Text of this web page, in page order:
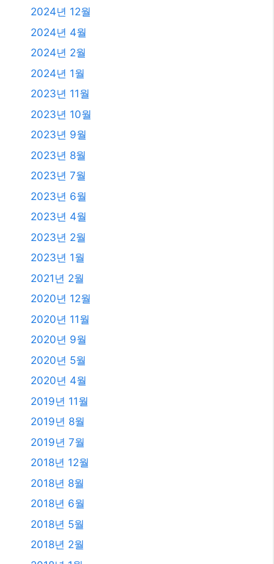
2024년 12월
2024년 4월
2024년 2월
2024년 1월
2023년 11월
2023년 10월
2023년 9월
2023년 8월
2023년 7월
2023년 6월
2023년 4월
2023년 2월
2023년 1월
2021년 2월
2020년 12월
2020년 11월
2020년 9월
2020년 5월
2020년 4월
2019년 11월
2019년 8월
2019년 7월
2018년 12월
2018년 8월
2018년 6월
2018년 5월
2018년 2월